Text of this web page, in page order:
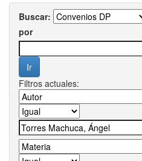
Buscar:
por
Filtros actuales: